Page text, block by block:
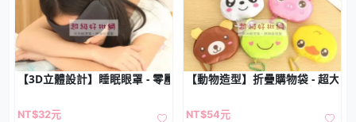
【3D立體設計】睡眠眼罩 - 零壓透氣遮光罩
NT$32元
【動物造型】折疊購物袋 - 超大容
NT$54元